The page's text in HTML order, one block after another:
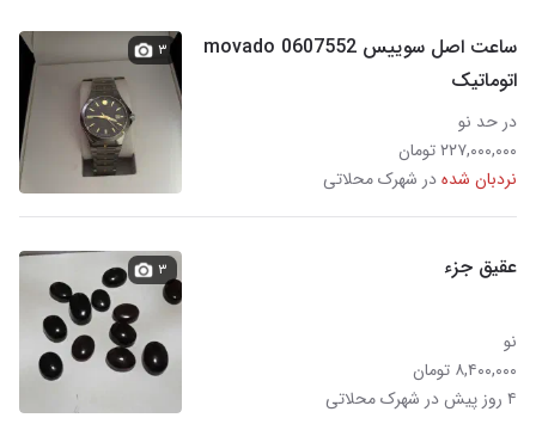
ساعت اصل سوییس movado 0607552
اتوماتیک
در حد نو
۲۲۷,۰۰۰,۰۰۰ تومان
نردبان شدهدر شهرک محلاتی
۳
عقیق جزء
نو
۸,۴۰۰,۰۰۰ تومان
۴ روز پیش در شهرک محلاتی
۳